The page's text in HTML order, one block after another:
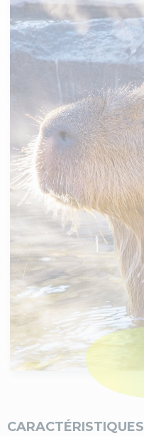
CARACTÉRISTIQUES